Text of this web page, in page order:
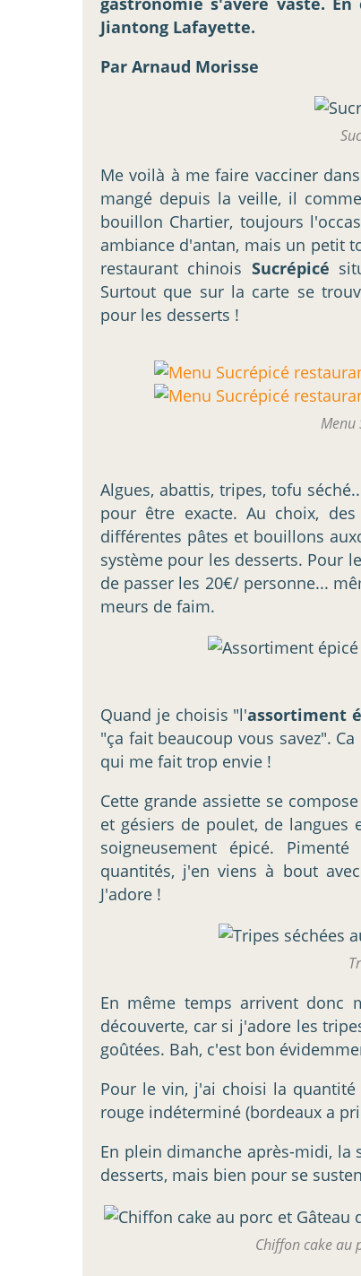
Jiantong Lafayette.
Par Arnaud Morisse
Me voilà à me faire vacciner
mangé depuis la veille, il
bouillon Chartier, toujours
ambiance d'antan, mais un petit
restaurant chinois Sucrépicé
Surtout que sur la carte se
pour les desserts !
Menu
Algues, abattis, tripes, tofu
pour être exacte. Au choix,
différentes pâtes et bouillons
système pour les desserts. Pour
de passer les 20€/ personne...
meurs de faim.
Quand je choisis "l'assortiment
"ça fait beaucoup vous savez".
qui me fait trop envie !
Cette grande assiette se
et gésiers de poulet, de
soigneusement épicé.
quantités, j'en viens à bout
J'adore !
En même temps arrivent donc
découverte, car si j'adore les
goûtées. Bah, c'est bon
Pour le vin, j'ai choisi la
rouge indéterminé (bordeaux a
En plein dimanche après-midi,
desserts, mais bien pour se
Chiffon cake au